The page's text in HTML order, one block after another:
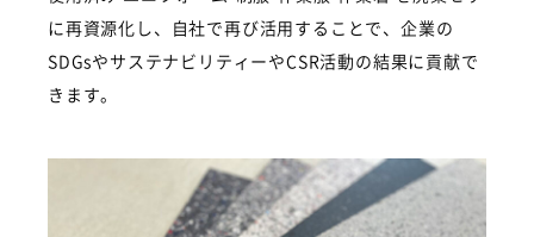
に再資源化し、自社で再び活用することで、企業の
SDGsやサステナビリティーやCSR活動の結果に貢献で
きます。